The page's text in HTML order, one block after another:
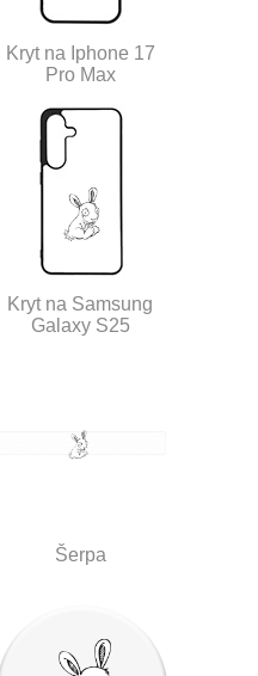
Kryt na Iphone 17
Pro Max
Kryt na Samsung
Galaxy S25
Šerpa